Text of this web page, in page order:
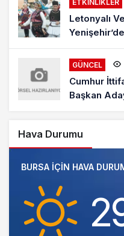
ETKINLIKLER
Letonyalı
Yenişehir’de
GÜNCEL
Cumhur
Başkan
Hava Durumu
BURSA IÇIN HAVA